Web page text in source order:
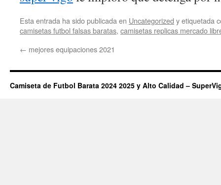
Esta entrada ha sido publicada en Uncategorized y etiquetada
camisetas futbol falsas baratas, camisetas replicas mercado
← mejores equipaciones 2021
Camiseta de Futbol Barata 2024 2025 y Alto Calidad –